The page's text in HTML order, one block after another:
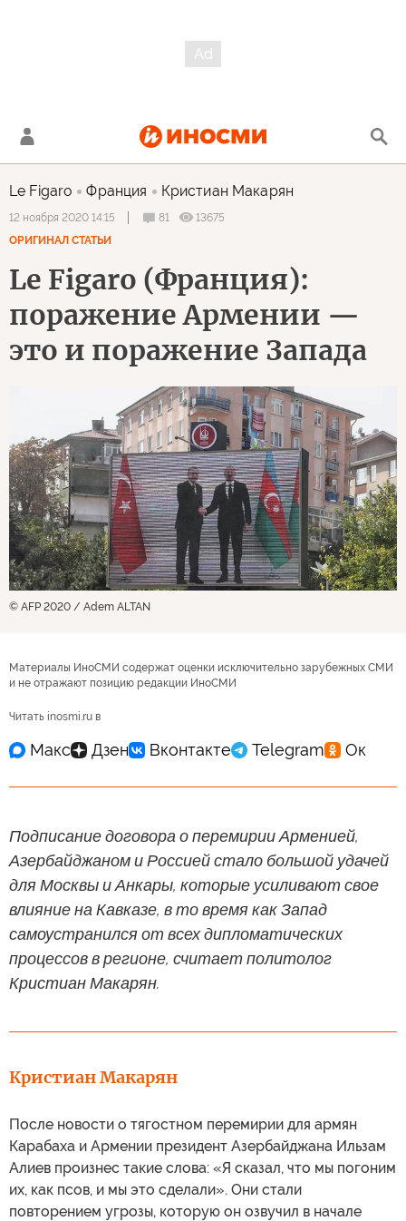
Le Figaro Франция Кристиан Макарян
12 ноября 2020 14:15 81
13675
ОРИГИНАЛ СТАТЬИ
Le Figaro (Франция):
поражение Армении —
это и поражение Запада
© AFP 2020 / Adem ALTAN
Материалы ИноСМИ содержат оценки исключительно зарубежных СМИ
и не отражают позицию редакции ИноСМИ
Читать inosmi.ru в
Подписание договора о перемирии Арменией,
Азербайджаном и Россией стало большой удачей
для Москвы и Анкары, которые усиливают свое
влияние на Кавказе, в то время как Запад
самоустранился от всех дипломатических
процессов в регионе, считает политолог
Кристиан Макарян.
Кристиан Макарян
После новости о тягостном перемирии для армян
Карабаха и Армении президент Азербайджана Ильзам
Алиев произнес такие слова: «Я сказал, что мы погоним
их, как псов, и мы это сделали». Они стали
повторением угрозы, которую он озвучил в начале